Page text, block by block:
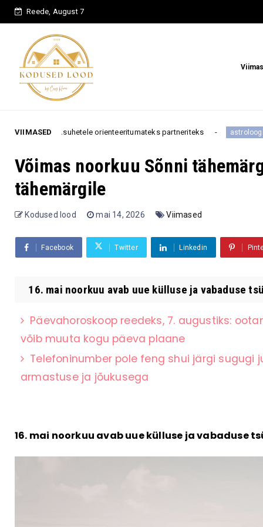
Reede, August 7
VIIMASED
orienteeritumateks partneriteks astroloogia Need 3
Võimas noorkuu Sõnni
tähemärgile
Kodused lood mai 14, 2026 Viimased
Facebook Twitter Linkedin
16. mai noorkuu avab uue külluse ja vabaduse
Päevahoroskoop reedeks, 7. augustiks:
võib muuta kogu päeva plaane
Telefoninumber pole feng shui järgi sugugi
armastuse ja jõukusega
16. mai noorkuu avab uue külluse ja vabaduse